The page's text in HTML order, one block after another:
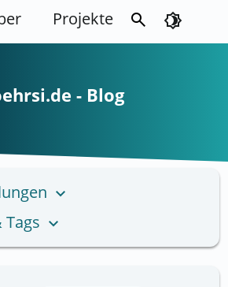
Projekte search brightness_4
- Blog
keyboard_arrow_down
Tags keyboard_arrow_down